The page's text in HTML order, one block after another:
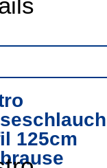
125cm